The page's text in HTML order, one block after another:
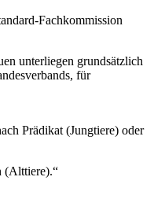
Fachkommission
unterliegen grundsätzlich
für
Prädikat (Jungtiere) oder
(Alttiere).“